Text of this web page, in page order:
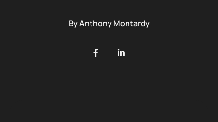
ByAnthony Montardy